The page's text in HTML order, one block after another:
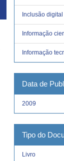
Inclusão digital
Informação
Informação
Data de
2009
Tipo do
Livro